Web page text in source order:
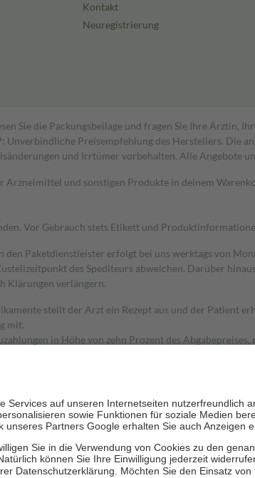
Kontakt
Neuregistrierung
Sie die Packungsbeilage und fragen Sie Ihre
Preisempfehlung des Herstellers. Die
und Irrtümer vorbehalten. Alle Angebote
Arzneimittel und sonstigen Produkte in deinem
Vor Gebrauch stets Etikett und
den Paketdienstleister erfolgt bei uns werktags von
des Spediteurs abweichen. Darüber
Klärungen verlängern.
stellt der Arzt ein Rezept aus und der Patient
mit.
in Höhe von zehn Prozent des Abgabepreises,
für Online-Apotheken.
für ihre eigene Gesundheit zu stärken und die
vollendeten 18. Lebensjahr mit Ausnahme der
Früherkennung, die von der GKV getragen werden